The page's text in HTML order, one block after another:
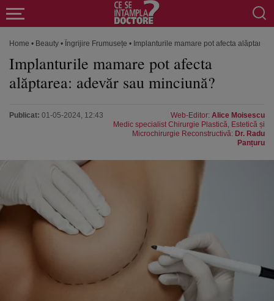
Home • Beauty • Îngrijire Frumusețe • Implanturile mamare pot afecta
Implanturile mamare pot afecta
alăptarea: adevăr sau minciună?
Publicat: 01-05-2024, 12:43 Web-Editor: Alice Moisescu
Medic specialist Chirurgie Plastică, Estetică și
Microchirurgie Reconstructivă: Dr. Radu
Panțuru